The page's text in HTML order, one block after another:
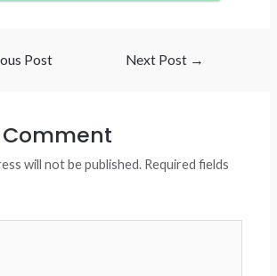
Post Next Post →
will not be published. Required fields